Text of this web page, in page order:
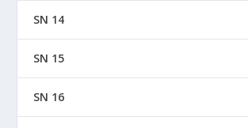
SN 14
SN 15
SN 16